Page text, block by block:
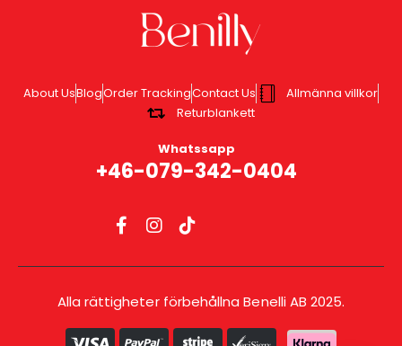
About UsBlogOrder TrackingContact Us
Allmänna villkor
Returblankett
Whatssapp
+46-079-342-0404
Alla rättigheter förbehållna Benelli AB 2025.